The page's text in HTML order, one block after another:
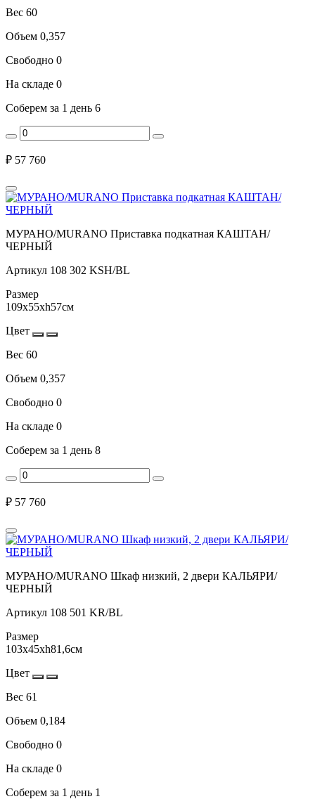
Вес 60
Объем 0,357
Свободно 0
На складе 0
Соберем за 1 день 6
₽ 57 760
МУРАНО/MURANO Приставка подкатная КАШТАН/
ЧЕРНЫЙ
Артикул 108 302 KSH/BL
Размер
109x55xh57см
Цвет
Вес 60
Объем 0,357
Свободно 0
На складе 0
Соберем за 1 день 8
₽ 57 760
МУРАНО/MURANO Шкаф низкий, 2 двери КАЛЬЯРИ/
ЧЕРНЫЙ
Артикул 108 501 KR/BL
Размер
103x45xh81,6см
Цвет
Вес 61
Объем 0,184
Свободно 0
На складе 0
Соберем за 1 день 1